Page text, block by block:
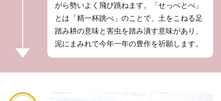
がら勢いよく飛び跳ねます。「せっぺとべ」
とは「精一杯跳べ」のことで、土をこねる足
踏み耕の意味と害虫を踏み潰す意味があり、
泥にまみれて今年一年の豊作を祈願します。